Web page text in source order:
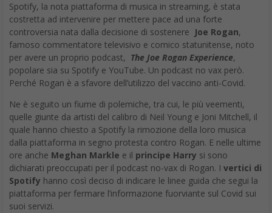
Spotify, la nota piattaforma di musica in streaming, è stata
costretta ad intervenire per mettere pace ad una forte
controversia nata dalla decisione di sostenere Joe Rogan,
famoso commentatore televisivo e comico statunitense, noto
per avere un proprio podcast, The Joe Rogan Experience,
popolare sia su Spotify e YouTube. Un podcast no vax però.
Perché Rogan è a sfavore dell’utilizzo del vaccino anti-Covid.
Ne è seguito un fiume di polemiche, tra cui, le più veementi,
quelle giunte da artisti del calibro di Neil Young e Joni Mitchell, il
quale hanno chiesto a Spotify la rimozione della loro musica
dalla piattaforma in segno protesta contro Rogan. E nelle ultime
ore anche Meghan Markle e il principe Harry si sono
dichiarati preoccupati per il podcast no-vax di Rogan. I vertici di
Spotify hanno così deciso di indicare le linee guida che segui la
piattaforma per fermare l’informazione fuorviante sul Covid sui
suoi servizi.